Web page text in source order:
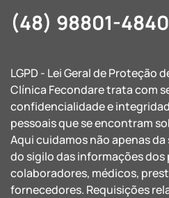
(48) 98801-4840
LGPD - Lei Geral de Proteção
Clínica Fecondare trata com
confidencialidade e
pessoais que se encontram
Aqui cuidamos não apenas
do sigilo das informações dos
colaboradores, médicos,
fornecedores. Requisições